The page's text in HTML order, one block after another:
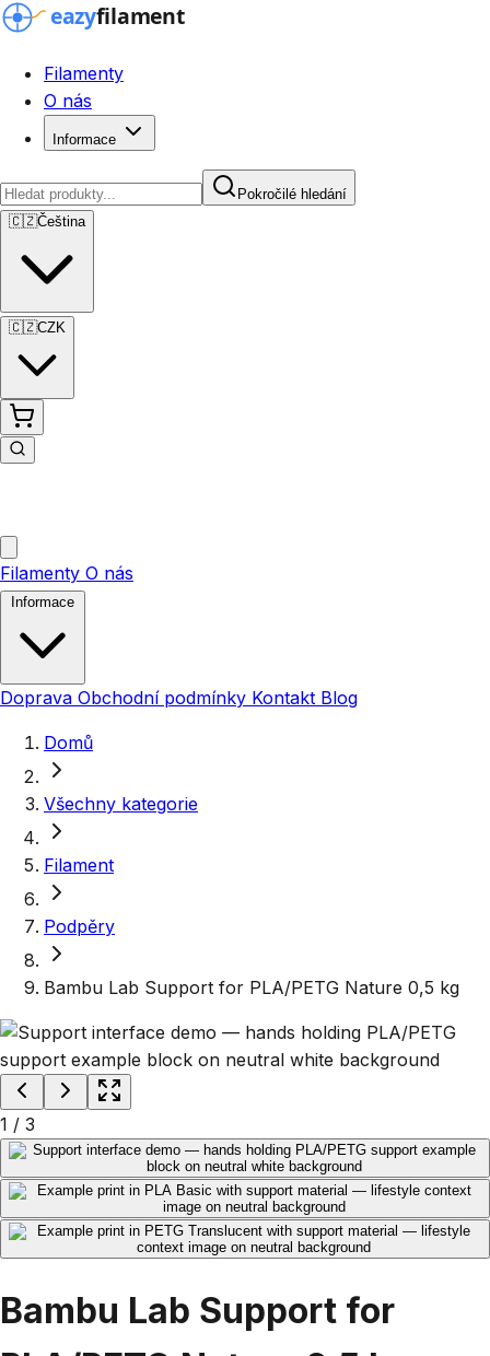
Filamenty
O nás
Informace
Pokročilé hledání
🇨🇿Čeština
🇨🇿CZK
Filamenty O nás
Doprava Obchodní podmínky Kontakt Blog
Domů
Všechny kategorie
Filament
Podpěry
Bambu Lab Support for PLA/PETG Nature 0,5 kg
1 / 3
Bambu Lab Support for